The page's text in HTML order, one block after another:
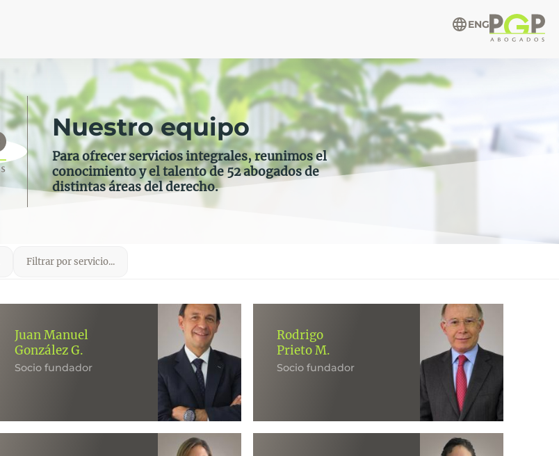
ENG
Nuestro equipo
Para ofrecer servicios integrales, reunimos el
conocimiento y el talento de52abogados de
distintas áreas del derecho.
Filtrar por servicio...
Juan Manuel
González G.
Socio fundador
Rodrigo
Prieto M.
Socio fundador